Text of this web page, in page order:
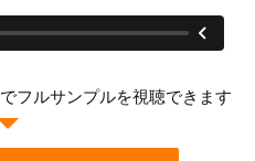
でフルサンプルを視聴できます